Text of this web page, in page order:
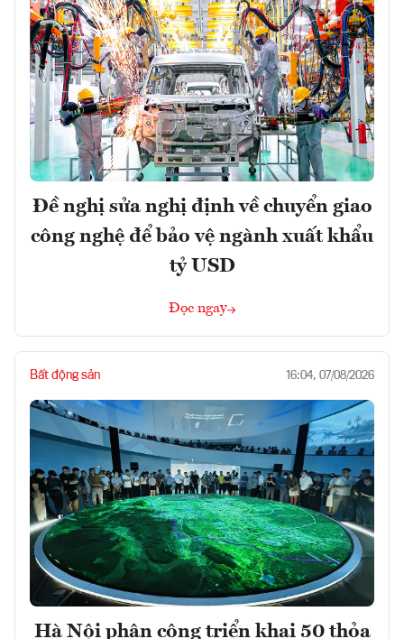
Đề nghị sửa nghị định về chuyển giao
công nghệ để bảo vệ ngành xuất khẩu
tỷ USD
Đọc ngay
Bất động sản 16:04, 07/08/2026
Hà Nội phân công triển khai 50 thỏa